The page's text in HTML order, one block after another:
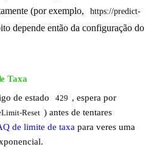
(por exemplo,
https://predict-
depende então da configuração do
Taxa
de estado
429 , espera por
Reset ) antes de tentares
de limite de taxa para veres uma